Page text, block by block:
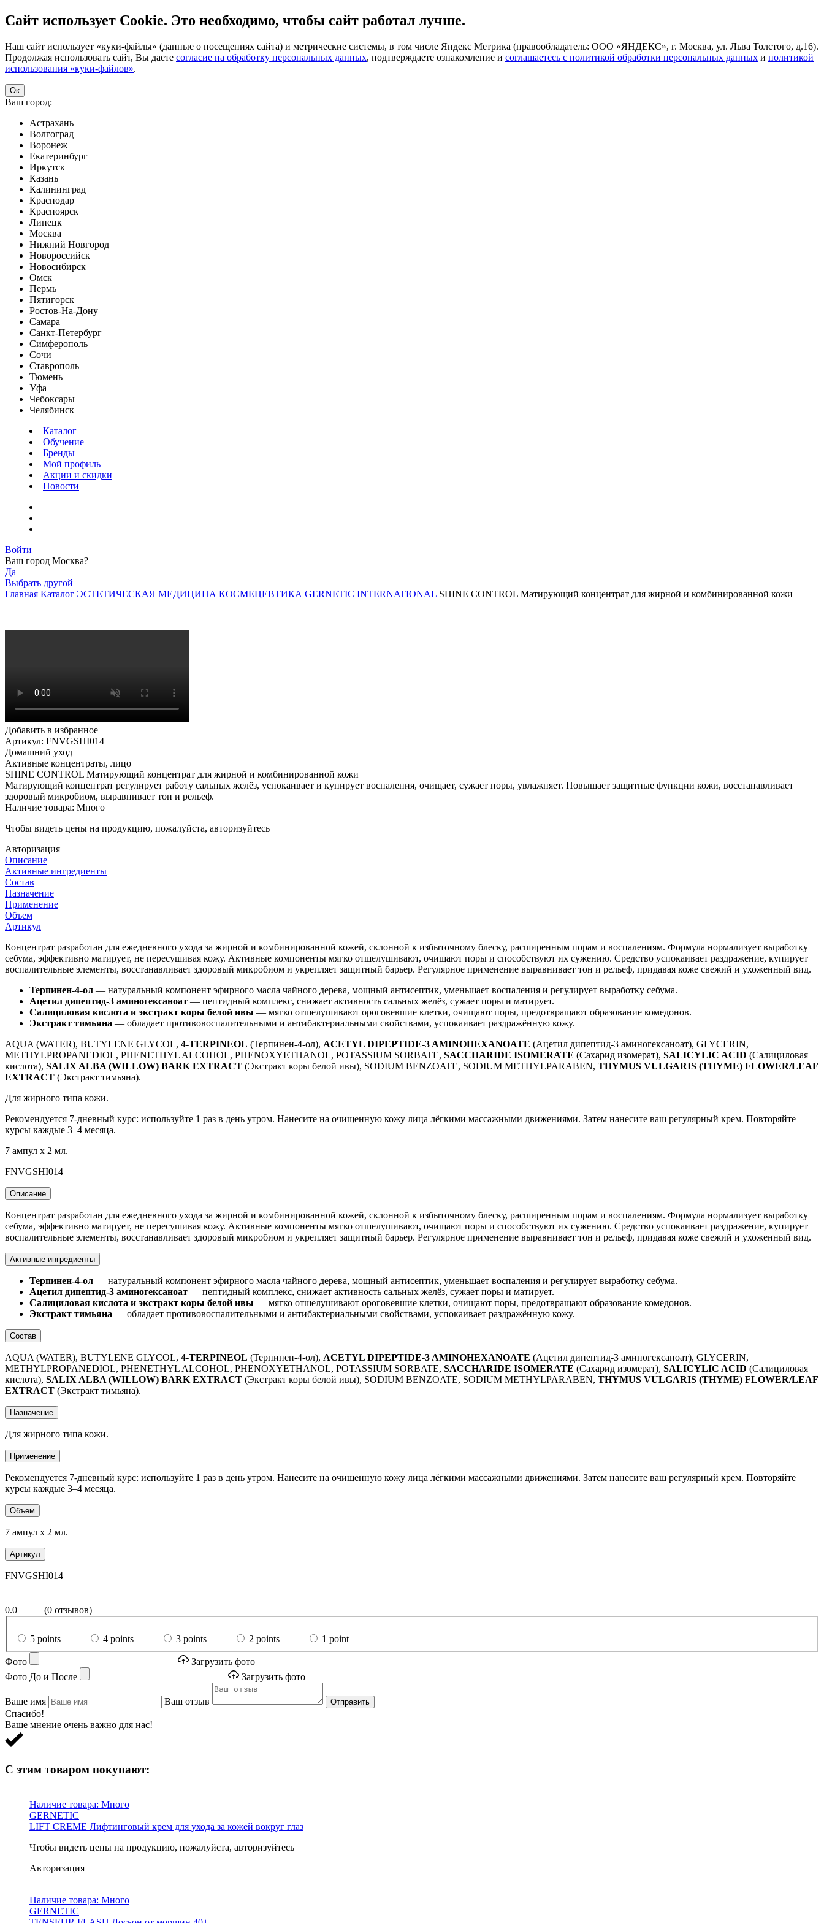
Сайт использует Cookie. Это необходимо, чтобы сайт работал лучше.
Наш сайт использует «куки-файлы» (данные о посещениях сайта) и метрические системы, в том числе Яндекс Метрика (правообладатель: ООО «ЯНДЕКС», г. Москва, ул. Льва Толстого, д.16).
Продолжая использовать сайт, Вы даете согласие на обработку персональных данных, подтверждаете ознакомление и соглашаетесь с политикой обработки персональных данных и политикой
использования «куки-файлов».
Ок
Ваш город:
Астрахань
Волгоград
Воронеж
Екатеринбург
Иркутск
Казань
Калининград
Краснодар
Красноярск
Липецк
Москва
Нижний Новгород
Новороссийск
Новосибирск
Омск
Пермь
Пятигорск
Ростов-На-Дону
Самара
Санкт-Петербург
Симферополь
Сочи
Ставрополь
Тюмень
Уфа
Чебоксары
Челябинск
Каталог
Обучение
Бренды
Мой профиль
Акции и скидки
Новости
Войти
Ваш город Москва?
Да
Выбрать другой
Главная Каталог ЭСТЕТИЧЕСКАЯ МЕДИЦИНА КОСМЕЦЕВТИКА GERNETIC INTERNATIONAL SHINE CONTROL Матирующий концентрат для жирной и комбинированной кожи
Добавить в избранное
Артикул: FNVGSHI014
Домашний уход
Активные концентраты, лицо
SHINE CONTROL Матирующий концентрат для жирной и комбинированной кожи
Матирующий концентрат регулирует работу сальных желёз, успокаивает и купирует воспаления, очищает, сужает поры, увлажняет. Повышает защитные функции кожи, восстанавливает
здоровый микробиом, выравнивает тон и рельеф.
Наличие товара: Много
Чтобы видеть цены на продукцию, пожалуйста, авторизуйтесь
Авторизация
Описание
Активные ингредиенты
Состав
Назначение
Применение
Объем
Артикул
Концентрат разработан для ежедневного ухода за жирной и комбинированной кожей, склонной к избыточному блеску, расширенным порам и воспалениям. Формула нормализует выработку
себума, эффективно матирует, не пересушивая кожу. Активные компоненты мягко отшелушивают, очищают поры и способствуют их сужению. Средство успокаивает раздражение, купирует
воспалительные элементы, восстанавливает здоровый микробиом и укрепляет защитный барьер. Регулярное применение выравнивает тон и рельеф, придавая коже свежий и ухоженный вид.
Терпинен-4-ол — натуральный компонент эфирного масла чайного дерева, мощный антисептик, уменьшает воспаления и регулирует выработку себума.
Ацетил дипептид-3 аминогексаноат — пептидный комплекс, снижает активность сальных желёз, сужает поры и матирует.
Салициловая кислота и экстракт коры белой ивы — мягко отшелушивают ороговевшие клетки, очищают поры, предотвращают образование комедонов.
Экстракт тимьяна — обладает противовоспалительными и антибактериальными свойствами, успокаивает раздражённую кожу.
AQUA (WATER), BUTYLENE GLYCOL, 4-TERPINEOL (Терпинен-4-ол), ACETYL DIPEPTIDE-3 AMINOHEXANOATE (Ацетил дипептид-3 аминогексаноат), GLYCERIN,
METHYLPROPANEDIOL, PHENETHYL ALCOHOL, PHENOXYETHANOL, POTASSIUM SORBATE, SACCHARIDE ISOMERATE (Сахарид изомерат), SALICYLIC ACID (Салициловая
кислота), SALIX ALBA (WILLOW) BARK EXTRACT (Экстракт коры белой ивы), SODIUM BENZOATE, SODIUM METHYLPARABEN, THYMUS VULGARIS (THYME) FLOWER/LEAF
EXTRACT (Экстракт тимьяна).
Для жирного типа кожи.
Рекомендуется 7-дневный курс: используйте 1 раз в день утром. Нанесите на очищенную кожу лица лёгкими массажными движениями. Затем нанесите ваш регулярный крем. Повторяйте
курсы каждые 3–4 месяца.
7 ампул х 2 мл.
FNVGSHI014
Описание
Концентрат разработан для ежедневного ухода за жирной и комбинированной кожей, склонной к избыточному блеску, расширенным порам и воспалениям. Формула нормализует выработку
себума, эффективно матирует, не пересушивая кожу. Активные компоненты мягко отшелушивают, очищают поры и способствуют их сужению. Средство успокаивает раздражение, купирует
воспалительные элементы, восстанавливает здоровый микробиом и укрепляет защитный барьер. Регулярное применение выравнивает тон и рельеф, придавая коже свежий и ухоженный вид.
Активные ингредиенты
Терпинен-4-ол — натуральный компонент эфирного масла чайного дерева, мощный антисептик, уменьшает воспаления и регулирует выработку себума.
Ацетил дипептид-3 аминогексаноат — пептидный комплекс, снижает активность сальных желёз, сужает поры и матирует.
Салициловая кислота и экстракт коры белой ивы — мягко отшелушивают ороговевшие клетки, очищают поры, предотвращают образование комедонов.
Экстракт тимьяна — обладает противовоспалительными и антибактериальными свойствами, успокаивает раздражённую кожу.
Состав
AQUA (WATER), BUTYLENE GLYCOL, 4-TERPINEOL (Терпинен-4-ол), ACETYL DIPEPTIDE-3 AMINOHEXANOATE (Ацетил дипептид-3 аминогексаноат), GLYCERIN,
METHYLPROPANEDIOL, PHENETHYL ALCOHOL, PHENOXYETHANOL, POTASSIUM SORBATE, SACCHARIDE ISOMERATE (Сахарид изомерат), SALICYLIC ACID (Салициловая
кислота), SALIX ALBA (WILLOW) BARK EXTRACT (Экстракт коры белой ивы), SODIUM BENZOATE, SODIUM METHYLPARABEN, THYMUS VULGARIS (THYME) FLOWER/LEAF
EXTRACT (Экстракт тимьяна).
Назначение
Для жирного типа кожи.
Применение
Рекомендуется 7-дневный курс: используйте 1 раз в день утром. Нанесите на очищенную кожу лица лёгкими массажными движениями. Затем нанесите ваш регулярный крем. Повторяйте
курсы каждые 3–4 месяца.
Объем
7 ампул х 2 мл.
Артикул
FNVGSHI014
0.0 (0 отзывов)
5 points 4 points 3 points 2 points 1 point
Фото
Загрузить фото
Фото До и После
Загрузить фото
Ваше имя Ваш отзыв Отправить
Спасибо!
Ваше мнение очень важно для нас!
С этим товаром покупают:
Наличие товара: Много
GERNETIC
LIFT CREME Лифтинговый крем для ухода за кожей вокруг глаз
Чтобы видеть цены на продукцию, пожалуйста, авторизуйтесь
Авторизация
Наличие товара: Много
GERNETIC